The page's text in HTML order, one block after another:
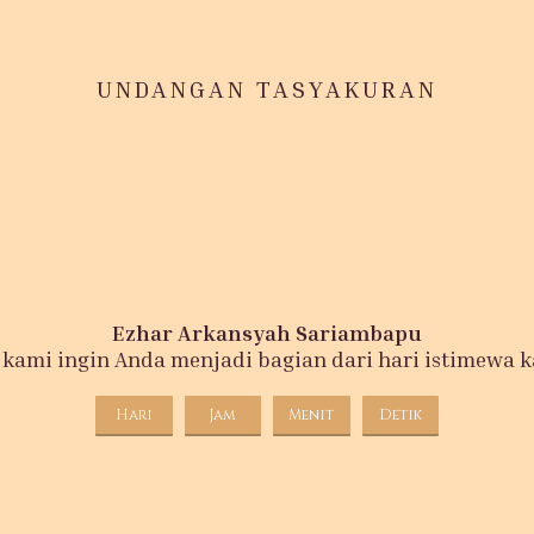
UNDANGAN TASYAKURAN
Ezhar Arkansyah Sariambapu
ingin Anda menjadi bagian dari hari istimewa
Hari Jam Menit Detik